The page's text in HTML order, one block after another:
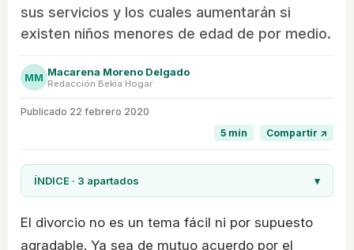
sus servicios y los cuales aumentarán si
existen niños menores de edad de por medio.
MM Macarena Moreno Delgado
Redacción Bekia Hogar
Publicado 22 febrero 2020
5 min
Compartir ↗
ÍNDICE · 3 apartados ▾
El divorcio no es un tema fácil ni por supuesto
agradable. Ya sea de mutuo acuerdo por el